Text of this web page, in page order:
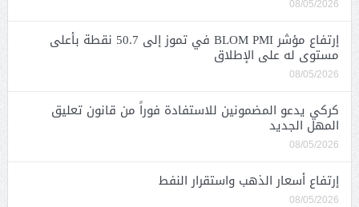
08/05/2026
إرتفاع مؤشر BLOM PMI في تموز إلى 50.7 نقطة بأعلى
مستوى له على الإطلاق
08/05/2026
كركي يدعو المضمونين للاستفادة فوراً من قانون تعليق
المهل الجديد
08/05/2026
إرتفاع أسعار الذهب واستقرار النفط
08/05/2026